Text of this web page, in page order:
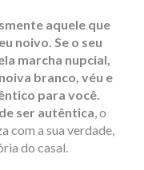
aquele que
noivo. Se o seu
marcha nupcial,
branco, véu e
para você.
ser autêntica, o
com a sua verdade,
do casal.